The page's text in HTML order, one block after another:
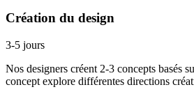
Création du design
3-5 jours
Nos designers créent 2-3 concepts basés
concept explore différentes directions